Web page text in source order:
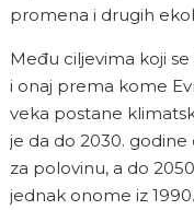
promena i drugih
Među ciljevima koji
i onaj prema kome
veka postane
je da do 2030.
za polovinu, a do
jednak onome iz